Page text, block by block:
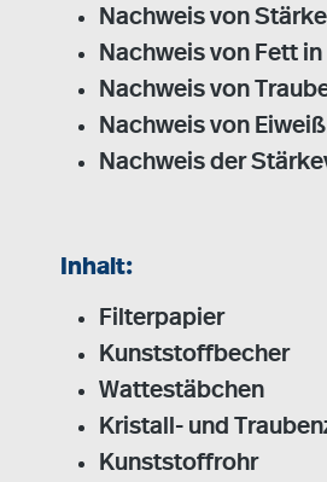
Nachweis von
Nachweis von Fett
Nachweis von
Nachweis von
Nachweis der
Inhalt:
Filterpapier
Kunststoffbecher
Wattestäbchen
Kristall- und
Kunststoffrohr